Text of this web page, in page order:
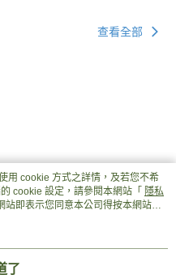
查看全部
用 cookie 方式之詳情，及若您不希
cookie 設定，請參閱本網站「 隱私
站即表示您同意本公司得按本網站使
了